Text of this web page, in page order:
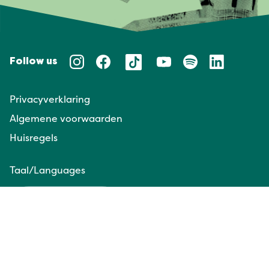
Follow us
Privacyverklaring
Algemene voorwaarden
Huisregels
Taal/Languages